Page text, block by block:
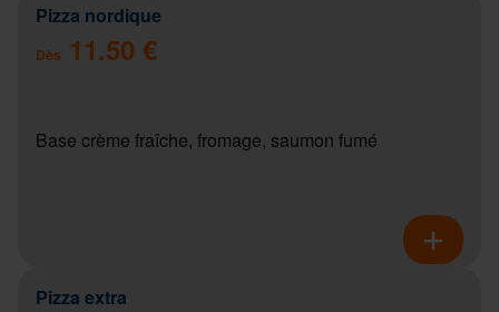
Pizza nordique
Dès 11.50 €
Base crème fraîche, fromage, saumon fumé
Pizza extra